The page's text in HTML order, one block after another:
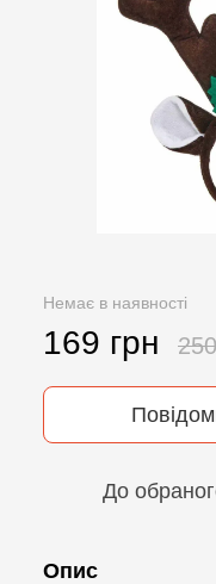
Немає в наявності
169 грн
До
Опис